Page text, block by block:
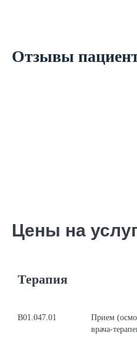
Отзывы
Цены на
Терапия
В01.047.01
Прием
врача-